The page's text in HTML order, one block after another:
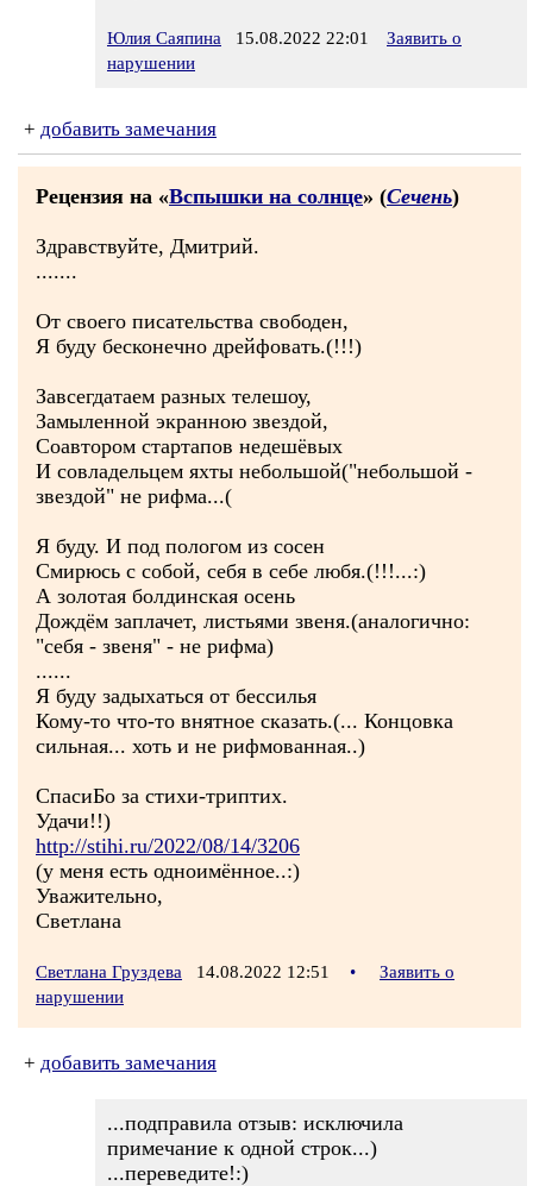
Юлия Саяпина 15.08.2022 22:01
Заявить о
нарушении
+ добавить замечания
Рецензия на «Вспышки на солнце» (Сечень)
Здравствуйте, Дмитрий.
.......
От своего писательства свободен,
Я буду бесконечно дрейфовать.(!!!)
Завсегдатаем разных телешоу,
Замыленной экранною звездой,
Соавтором стартапов недешёвых
И совладельцем яхты небольшой("небольшой -
звездой" не рифма...(
Я буду. И под пологом из сосен
Смирюсь с собой, себя в себе любя.(!!!...:)
А золотая болдинская осень
Дождём заплачет, листьями звеня.(аналогично:
"себя - звеня" - не рифма)
......
Я буду задыхаться от бессилья
Кому-то что-то внятное сказать.(... Концовка
сильная... хоть и не рифмованная..)
СпасиБо за стихи-триптих.
Удачи!!)
http://stihi.ru/2022/08/14/3206
(у меня есть одноимённое..:)
Уважительно,
Светлана
Светлана Груздева 14.08.2022 12:51 •
Заявить о
нарушении
+ добавить замечания
...подправила отзыв: исключила
примечание к одной строк...)
...переведите!:)